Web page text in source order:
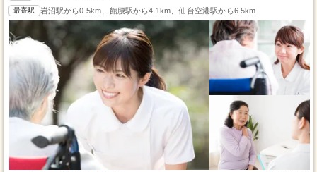
最寄駅 岩沼駅から0.5km、館腰駅から4.1km、仙台空港駅から6.5km